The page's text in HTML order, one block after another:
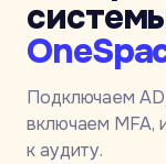
Подключаем
включаем MFA,
к аудиту.